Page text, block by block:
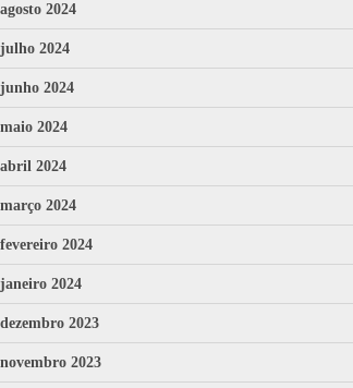
agosto 2024
julho 2024
junho 2024
maio 2024
abril 2024
março 2024
fevereiro 2024
janeiro 2024
dezembro 2023
novembro 2023